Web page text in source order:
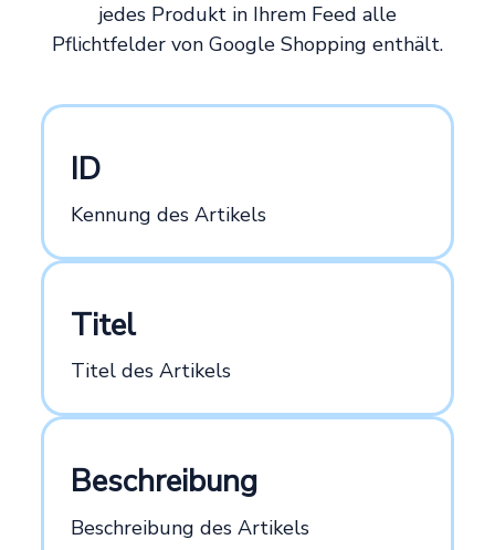
jedes Produkt in Ihrem Feed alle
Pflichtfelder von Google Shopping enthält.
ID
Kennung des Artikels
Titel
Titel des Artikels
Beschreibung
Beschreibung des Artikels